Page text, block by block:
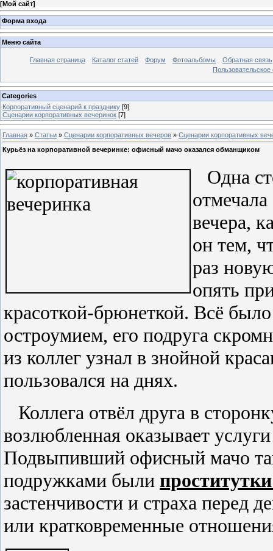
[Мой сайт]
Форма входа
Меню сайта
Главная страница Каталог статей Форум Фотоальбомы
Обратная связь
Пользовательское
Categories
Корпоративный сценарий к празднику [9]
Сценарии корпоративных вечеринок [7]
Главная » Статьи » Сценарии корпоративных вечеров » Сценарии корпоративных
Курьёз на корпоративной вечеринке: офисный мачо оказался обманщиком
Одна
вечера,
он тем,
раз
опять
красоткой-брюнеткой. Всё было
остроумием, его подруга
из коллег узнал в знойной
пользовался на днях.
Коллега отвёл друга в
возлюбленная оказывает
Подвыпивший офисный мачо
подружками были
застенчивости и страха перед
или кратковременные